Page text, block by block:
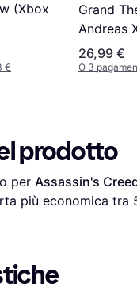
(Xbox
€
Grand
Andreas
360
26,99 €
O 3
prodotto
per Assassin's
più economica tra